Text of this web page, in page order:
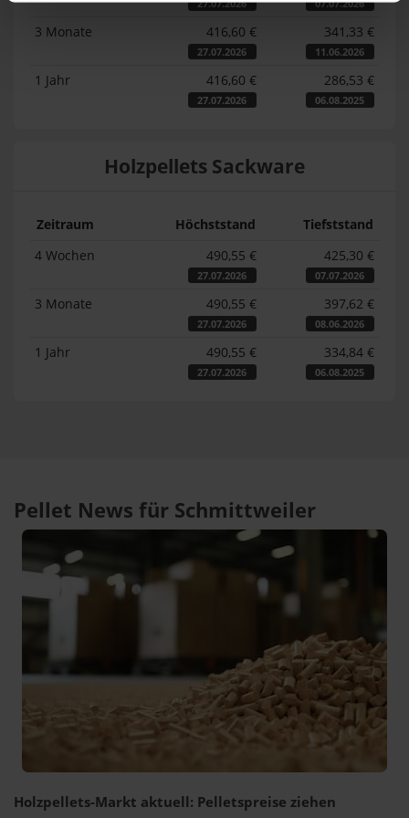
27.07.2026 07.07.2026
3 Monate 416,60 €
27.07.2026
341,33 €
11.06.2026
1 Jahr 416,60 €
27.07.2026
286,53 €
06.08.2025
Holzpellets Sackware
Zeitraum Höchststand
Tiefststand
4 Wochen
490,55 €
27.07.2026
425,30 €
07.07.2026
3 Monate 490,55 €
27.07.2026
397,62 €
08.06.2026
1 Jahr 490,55 €
27.07.2026
334,84 €
06.08.2025
Pellet News für Schmittweiler
Holzpellets-Markt aktuell: Pelletspreise ziehen